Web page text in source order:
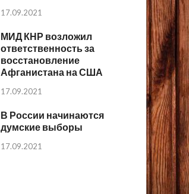
17.09.2021
МИД КНР возложил
ответственность за
восстановление
Афганистана на США
17.09.2021
В России начинаются
думские выборы
17.09.2021